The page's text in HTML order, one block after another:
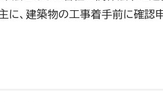
に、建築物の工事着手前に確認